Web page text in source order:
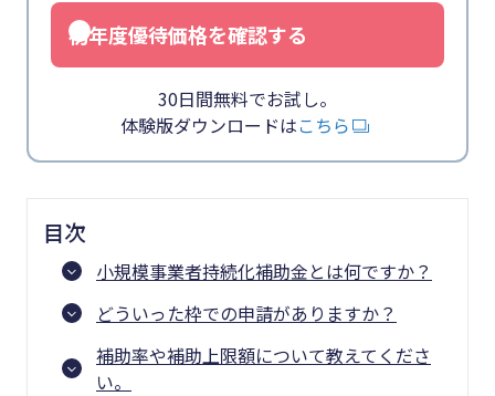
初年度優待価格を確認する
30日間無料でお試し。
体験版ダウンロードはこちら
目次
小規模事業者持続化補助金とは何ですか？
どういった枠での申請がありますか？
補助率や補助上限額について教えてくださ
い。